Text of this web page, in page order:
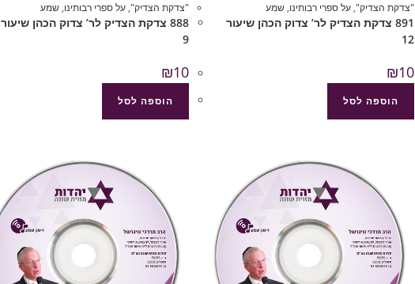
"צדקת הצדיק", על ספרי רבותינו, שמע
891 צדקת הצדיק לר’ צדוק הכהן שיעור
12
₪10
הוספה לסל
"צדקת הצדיק", על ספרי רבותינו, שמע
888 צדקת הצדיק לר’ צדוק הכהן שיעור
9
₪10
הוספה לסל